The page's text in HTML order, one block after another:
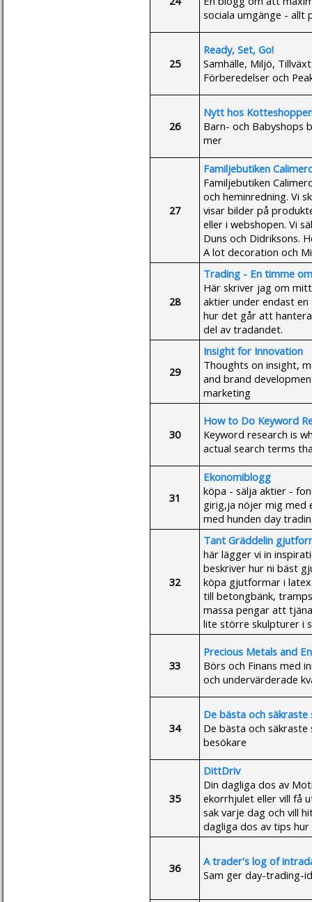
sociala umgänge - allt
25
Ready, Set, Go!
Samhälle, Miljö,
Förberedelser och
26
Nytt hos
Barn- och Babyshops
mer
27
Familjebutiken
Familjebutiken
och heminredning. Vi
visar bilder på
eller i webshopen. Vi
Duns och Didriksons.
A lot decoration och
28
Trading - En timme
Här skriver jag om
aktier under endast
hur det går att
del av tradandet.
29
Insight for Innovation
Thoughts on insight,
and brand
marketing
30
How to Do Keyword
Keyword research is
actual search terms
31
Ekonomiblogg
köpa - sälja aktier -
girig,ja nöjer mig med
med hunden day
32
Tant Gräddelin
här lägger vi in
beskriver hur ni bäst
köpa gjutformar i
till betongbänk,
massa pengar att
lite större skulpturer i
33
Precious Metals and
Börs och Finans med
och undervärderade
34
De bästa och
De bästa och
besökare
35
DittDriv
Din dagliga dos av
ekorrhjulet eller vill få
sak varje dag och vill
dagliga dos av tips hur
36
A trader's log of
Sam ger day-trading-